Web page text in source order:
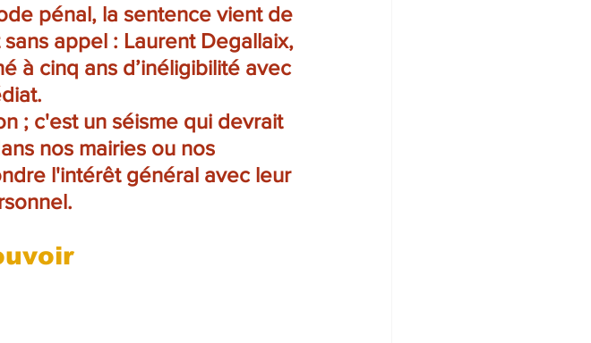
pénal, la sentence vient de
appel : Laurent Degallaix,
à cinq ans d’inéligibilité avec
; c'est un séisme qui devrait
nos mairies ou nos
l'intérêt général avec leur